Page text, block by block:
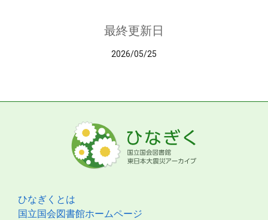
最終更新日
2026/05/25
ひなぎくとは
国立国会図書館ホームページ